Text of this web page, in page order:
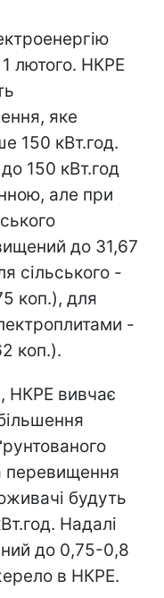
лютого. НКРЕ
яке
150 кВт.год.
150 кВт.год
але при
до 31,67
сільського -
коп.), для
-
коп.).
НКРЕ вивчає
перевищення
будуть
Надалі
до 0,75-0,8
в НКРЕ.